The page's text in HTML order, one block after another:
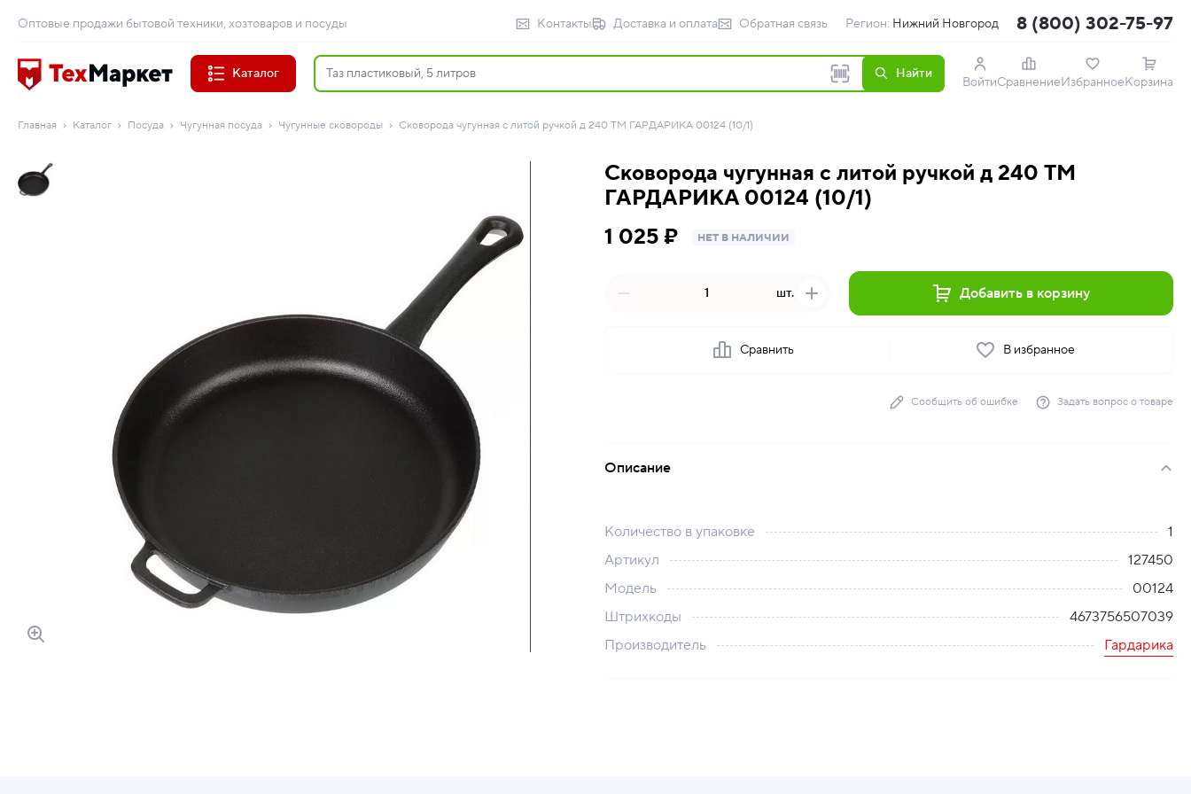
Оптовые продажи бытовой техники, хозтоваров и посуды Контакты Доставка и оплата Обратная связь Регион: Нижний Новгород 8 (800) 302-75-97
Каталог Найти
ВойтиСравнениеИзбранноеКорзина
Главная Каталог Посуда Чугунная посуда Чугунные сковороды Сковорода чугунная с литой ручкой д 240 ТМ ГАРДАРИКА 00124 (10/1)
Сковорода чугунная с литой ручкой д 240 ТМ
ГАРДАРИКА 00124 (10/1)
1 025 ₽
НЕТ В НАЛИЧИИ
шт. Добавить в корзину
Сравнить В избранное
Сообщить об ошибке Задать вопрос о товаре
Описание
Количество в упаковке
1
Артикул
127450
Модель
00124
Штрихкоды
4673756507039
Производитель
Гардарика